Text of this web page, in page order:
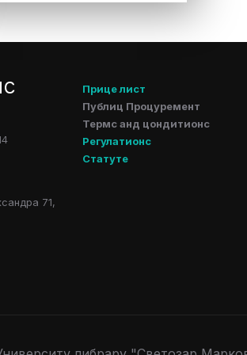
71,
Прице лист
Публиц Процуремент
Термс анд цондитионс
Регулатионс
Статуте